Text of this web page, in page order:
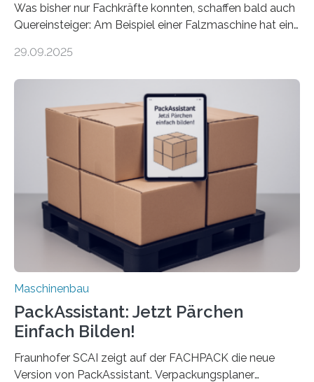
Was bisher nur Fachkräfte konnten, schaffen bald auch
Quereinsteiger: Am Beispiel einer Falzmaschine hat ein
Mensch-Maschine-Schnittstelle so sehr vereinfacht,
Die zugrunde liegende Methodik lässt sich auf alle
anderen Maschinen übertragen. Eine Falzmaschine
umzurüsten ist ein Job für echte Profis. Eine solche
Maschine faltet in Druckereien Broschüren, Prospekte,
Landkarten und vieles mehr – mehrere Zehntausend
Exemplare pro Stunde. Je nach Maschinentyp und
Auftrag kann das Umrüsten…
29.09.2025
Maschinenbau
PackAssistant: Jetzt Pärchen
Einfach Bilden!
Fraunhofer SCAI zeigt auf der FACHPACK die neue
Version von PackAssistant. Verpackungsplaner